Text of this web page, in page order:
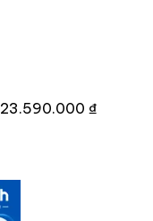
23.590.000 ₫